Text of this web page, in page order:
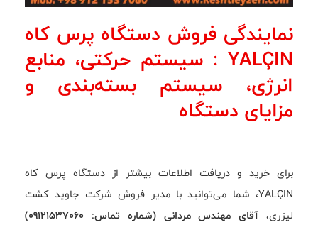
نمایندگی فروش دستگاه پرس کاه
YALÇIN : سیستم حرکتی، منابع
انرژی، سیستم بسته‌بندی و
مزایای دستگاه
برای خرید و دریافت اطلاعات بیشتر از دستگاه پرس کاه
YALÇIN، شما می‌توانید با مدیر فروش شرکت جاوید کشت
لیزری، آقای مهندس مردانی (شماره تماس: 09121537060)